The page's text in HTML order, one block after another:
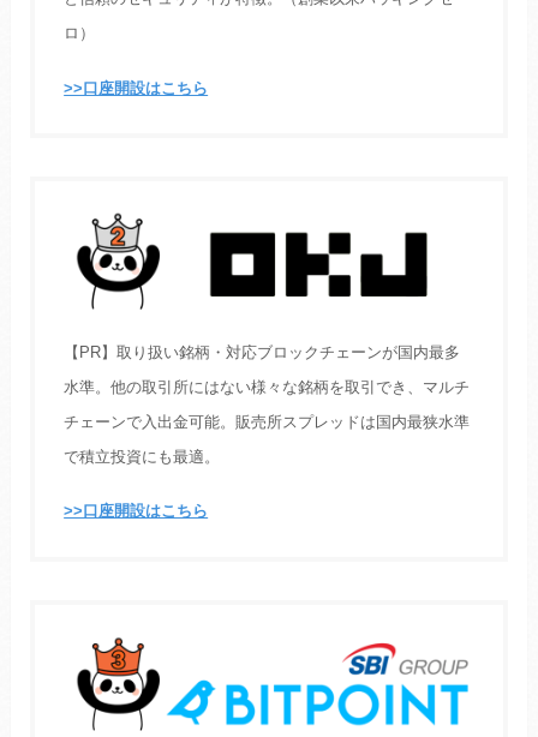
ロ）
>>口座開設はこちら
【PR】取り扱い銘柄・対応ブロックチェーンが国内最多
水準。他の取引所にはない様々な銘柄を取引でき、マルチ
チェーンで入出金可能。販売所スプレッドは国内最狭水準
で積立投資にも最適。
>>口座開設はこちら